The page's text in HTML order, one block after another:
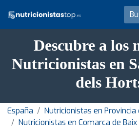
Descubre a los
Nutricionistas en
dels
España
Nutricionistas en Provincia
Nutricionistas en Comarca de